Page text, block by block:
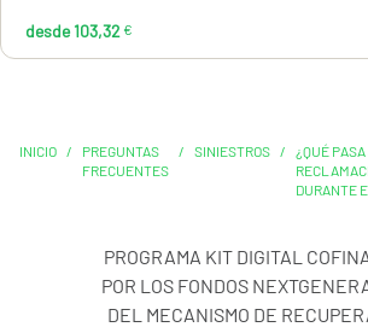
desde 103,32 €
INICIO /
PREGUNTAS
FRECUENTES
/ SINIESTROS /
¿QUÉ
DURANTE
PROGRAMA KIT DIGITAL
POR LOS FONDOS
DEL MECANISMO DE